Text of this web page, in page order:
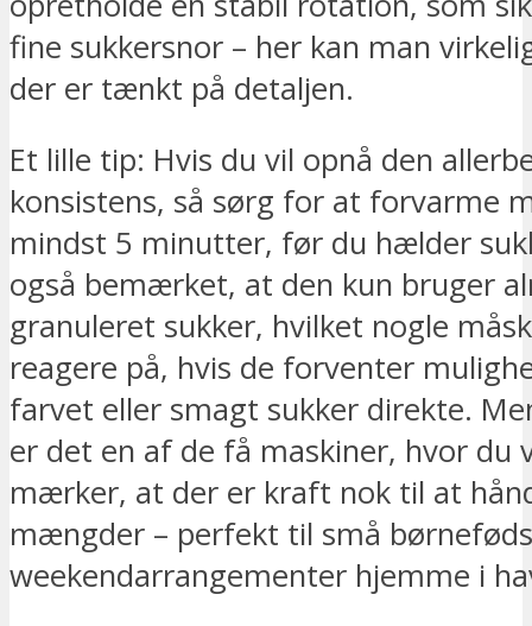
fine sukkersnor – her kan man
der er tænkt på detaljen.
Et lille tip: Hvis du vil opnå den
konsistens, så sørg for at forvarme
mindst 5 minutter, før du hælder
også bemærket, at den kun bruger
granuleret sukker, hvilket nogle
reagere på, hvis de forventer
farvet eller smagt sukker direkte.
er det en af de få maskiner, hvor du
mærker, at der er kraft nok til at
mængder – perfekt til små
weekendarrangementer hjemme i